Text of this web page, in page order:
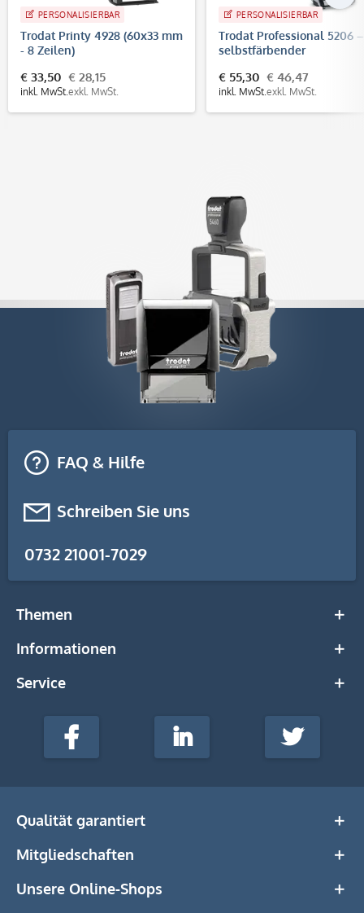
PERSONALISIERBAR
Trodat Printy 4928 (60x33 mm
- 8 Zeilen)
€ 33,50
inkl. MwSt.
€ 28,15
exkl. MwSt.
PERSONALISIERBAR
Trodat Professional 5206 –
selbstfärbender
mm, 7 Zeilen
€ 55,30
inkl. MwSt.
€ 46,47
exkl. MwSt.
FAQ & Hilfe
Schreiben Sie uns
0732 21001-7029
Themen
Informationen
Service
stempel-
Media
Facebook LinkedIn Twitter
Qualität garantiert
Mitgliedschaften
Unsere Online-Shops